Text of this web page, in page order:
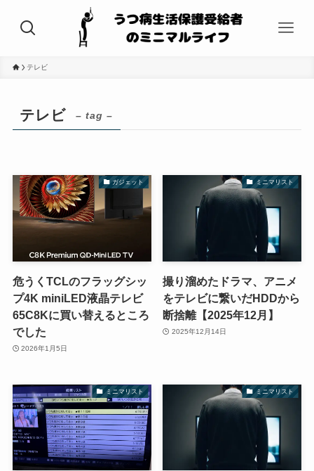
テレビ
テレビ – tag –
ガジェット
危うくTCLのフラッグシッ
プ4K miniLED液晶テレビ
65C8Kに買い替えるところ
でした
2026年1月5日
ミニマリスト
撮り溜めたドラマ、アニメ
をテレビに繋いだHDDから
断捨離【2025年12月】
2025年12月14日
ミニマリスト ミニマリスト